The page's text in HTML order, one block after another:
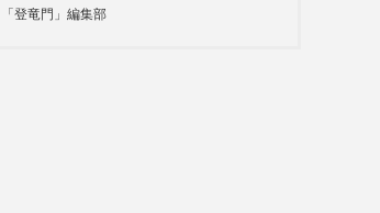
「登竜門」編集部